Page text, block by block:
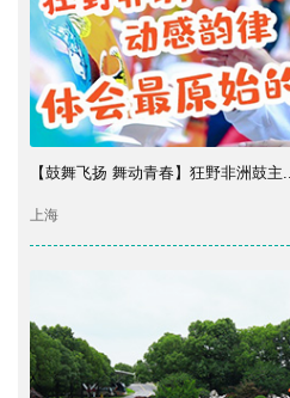
【鼓舞飞扬 舞动青春】狂野非洲鼓主...
上海